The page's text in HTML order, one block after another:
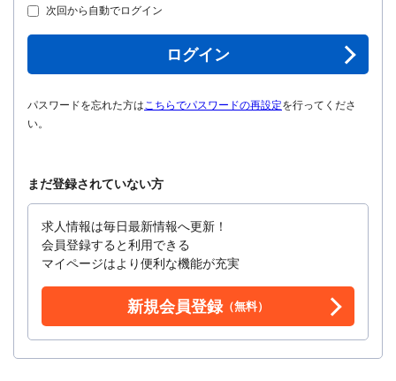
次回から自動でログイン
ログイン
パスワードを忘れた方はこちらでパスワードの再設定を行ってくださ
い。
まだ登録されていない方
求人情報は毎日最新情報へ更新！
会員登録すると利用できる
マイページはより便利な機能が充実
新規会員登録（無料）